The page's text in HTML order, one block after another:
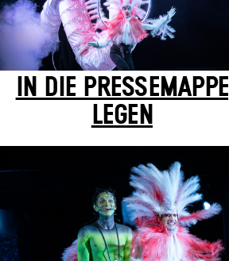
IN DIE PRESSEMAPPE
LEGEN